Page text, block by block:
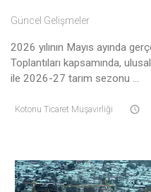
Güncel Gelişmeler
2026 yılının Mayıs ayında
Toplantıları kapsamında,
ile 2026-27 tarım sezonu ...
Kotonu Ticaret Müşavirliği